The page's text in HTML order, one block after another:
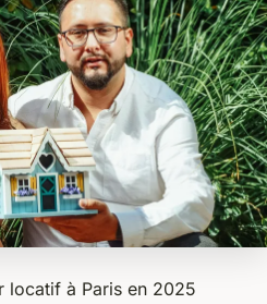
locatif à Paris en 2025